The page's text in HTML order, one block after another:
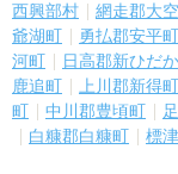
西興部村
網走郡大
爺湖町
勇払郡安平町
河町
日高郡新ひだ
鹿追町
上川郡新得町
町
中川郡豊頃町
白糠郡白糠町
標